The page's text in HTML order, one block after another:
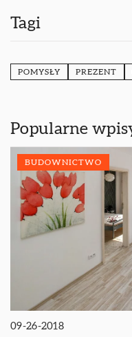
Tagi
POMYSŁY PREZENT
Popularne
BUDOWNICTWO
09-26-2018